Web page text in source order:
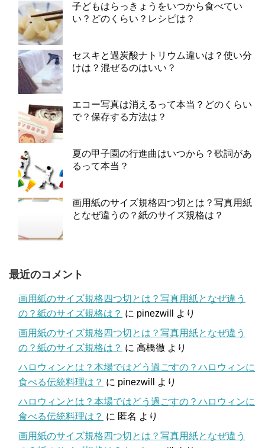
子どもはらっきょうをいつから食べてい
い？どのくらい？レシピは？
セスキと過炭酸ナトリウム違いは？使い分
けは？混ぜるのはいい？
エコー写真は消えるって本当？どのくらい
で？保存する方法は？
夏の甲子園の行進曲はいつから？歌詞があ
るって本当？
画用紙のサイズ規格四つ切とは？写真用紙
となぜ違うの？紙のサイズ規格は？
最近のコメント
画用紙のサイズ規格四つ切とは？写真用紙となぜ違う
の？紙のサイズ規格は？ に pinezwill
より
画用紙のサイズ規格四つ切とは？写真用紙となぜ違う
の？紙のサイズ規格は？ に 高橋徹 より
ハロウィンとは？本場ではどう過ごすの？ハロウィンに
食べる伝統料理は？ に pinezwill
より
ハロウィンとは？本場ではどう過ごすの？ハロウィンに
食べる伝統料理は？ に 匿名 より
画用紙のサイズ規格四つ切とは？写真用紙となぜ違う